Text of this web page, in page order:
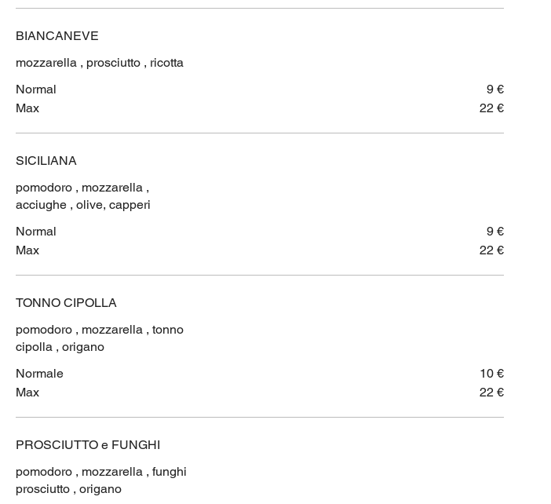
BIANCANEVE
mozzarella , prosciutto , ricotta
Normal
9 €
Max
22 €
SICILIANA
pomodoro , mozzarella ,
acciughe , olive, capperi
Normal
9 €
Max
22 €
TONNO CIPOLLA
pomodoro , mozzarella , tonno
cipolla , origano
Normale
10 €
Max
22 €
PROSCIUTTO e FUNGHI
pomodoro , mozzarella , funghi
prosciutto , origano